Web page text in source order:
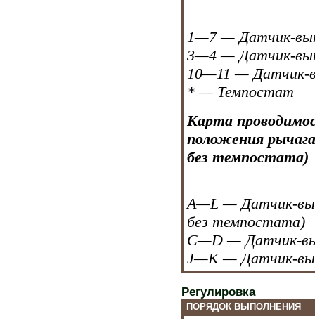
1—7 — Датчик-
3—4 — Датчик-
10—11 — Датчик-
* — Темпостат
Карта
положения
без темпостата)
A—L — Датчик-
без темпостата)
C—D — Датчик-
J—K — Датчик-
Регулировка
ПОРЯДОК ВЫПОЛНЕНИЯ